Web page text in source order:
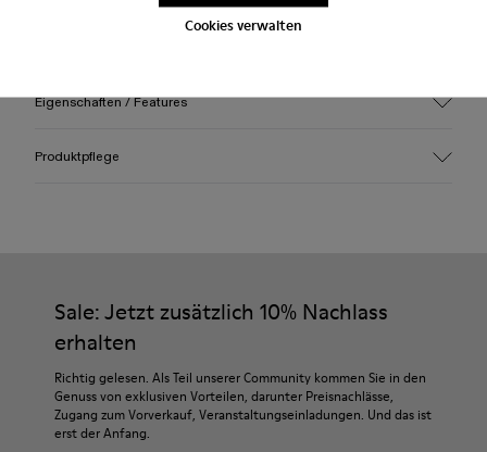
Cookies verwalten
direktgespritztem TPU und Sohlen aus recyceltem PU.
Eigenschaften / Features
Textil / Synthetisch
Herausnehmbares PU-Fußbett
Futter
Elastan), 20% recycelter Polyester
Produktpflege
Ausführliche Pflegehinweise finden Sie in unserer
Schuhpflegeanleitung .
Sale: Jetzt zusätzlich 10% Nachlass
erhalten
Richtig gelesen. Als Teil unserer Community kommen Sie in den
Genuss von exklusiven Vorteilen, darunter Preisnachlässe,
Zugang zum Vorverkauf, Veranstaltungseinladungen. Und das ist
erst der Anfang.